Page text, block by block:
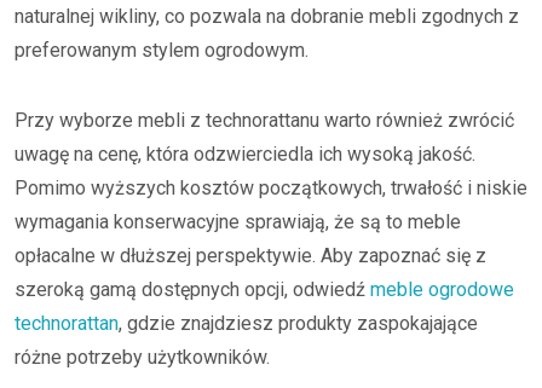
naturalnej wikliny, co pozwala na dobranie mebli zgodnych z
preferowanym stylem ogrodowym.
Przy wyborze mebli z technorattanu warto również zwrócić
uwagę na cenę, która odzwierciedla ich wysoką jakość.
Pomimo wyższych kosztów początkowych, trwałość i niskie
wymagania konserwacyjne sprawiają, że są to meble
opłacalne w dłuższej perspektywie. Aby zapoznać się z
szeroką gamą dostępnych opcji, odwiedź meble ogrodowe
technorattan, gdzie znajdziesz produkty zaspokajające
różne potrzeby użytkowników.